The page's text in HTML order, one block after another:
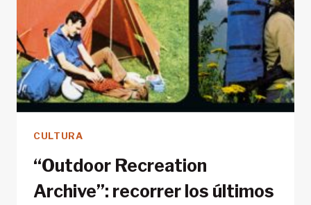
CULTURA
“Outdoor Recreation
Archive”: recorrer los últimos